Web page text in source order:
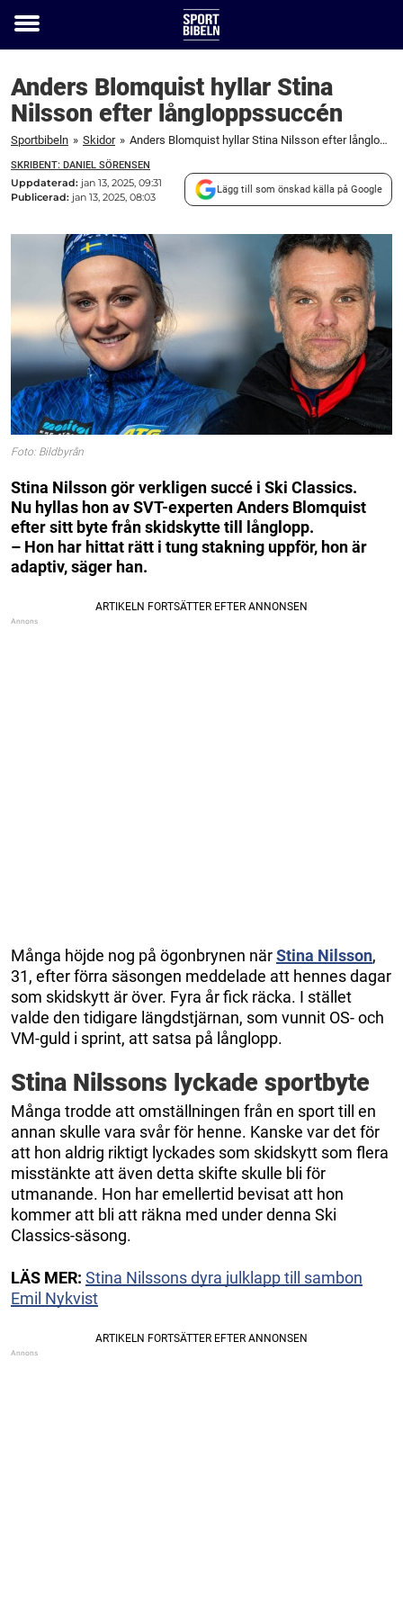
Toggle
Anders Blomquist hyllar Stina
Nilsson efter långloppssuccén
Sportbibeln » Skidor » Anders Blomquist hyllar Stina Nilsson efter långloppssuccén
SKRIBENT: DANIEL SÖRENSEN
Uppdaterad: jan 13, 2025, 09:31
Publicerad: jan 13, 2025, 08:03
Lägg till som önskad källa på Google
Foto: Bildbyrån
Stina Nilsson gör verkligen succé i Ski Classics.
Nu hyllas hon av SVT-experten Anders Blomquist
efter sitt byte från skidskytte till långlopp.
– Hon har hittat rätt i tung stakning uppför, hon är
adaptiv, säger han.
Många höjde nog på ögonbrynen närStina Nilsson,
31, efter förra säsongen meddelade att hennes dagar
som skidskytt är över. Fyra år fick räcka. I stället
valde den tidigare längdstjärnan, som vunnit OS- och
VM-guld i sprint, att satsa på långlopp.
Stina Nilssons lyckade sportbyte
Många trodde att omställningen från en sport till en
annan skulle vara svår för henne. Kanske var det för
att hon aldrig riktigt lyckades som skidskytt som flera
misstänkte att även detta skifte skulle bli för
utmanande. Hon har emellertid bevisat att hon
kommer att bli att räkna med under denna Ski
Classics-säsong.
LÄS MER: Stina Nilssons dyra julklapp till sambon
Emil Nykvist